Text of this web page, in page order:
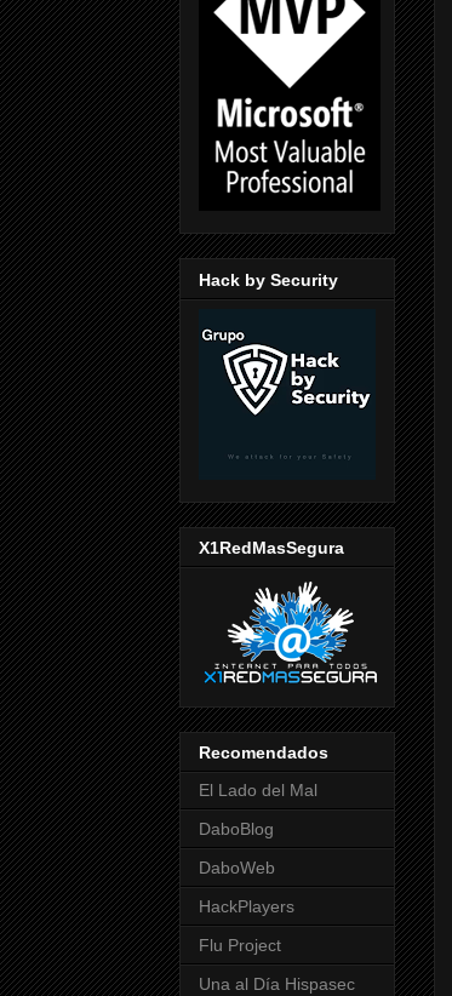
Hack by Security
X1RedMasSegura
Recomendados
El Lado del Mal
DaboBlog
DaboWeb
HackPlayers
Flu Project
Una al Día Hispasec